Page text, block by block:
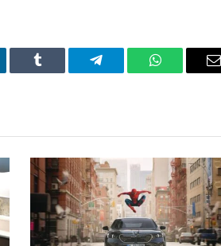
Tumblr Telegram WhatsApp